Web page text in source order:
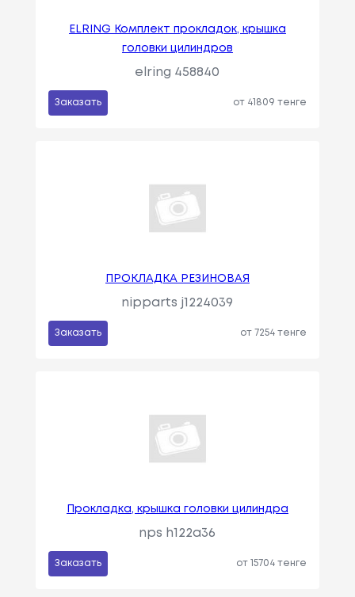
ELRING Комплект прокладок, крышка
головки цилиндров
elring 458840
Заказать от 41809 тенге
ПРОКЛАДКА РЕЗИНОВАЯ
nipparts j1224039
Заказать от 7254 тенге
Прокладка, крышка головки цилиндра
nps h122a36
Заказать от 15704 тенге